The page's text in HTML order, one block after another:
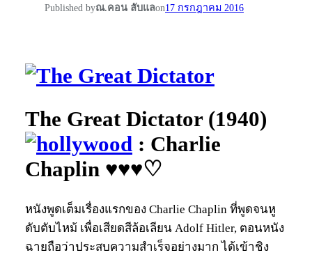
Published byณ.คอน ลับแลon17 กรกฎาคม 2016
The Great Dictator (1940)
: Charlie
Chaplin ♥♥♥♡
หนังพูดเต็มเรื่องแรกของ Charlie Chaplin ที่พูดจนหู
ดับตับไหม้ เพื่อเสียดสีล้อเลียน Adolf Hitler, ตอนหนัง
ฉายถือว่าประสบความสำเร็จอย่างมาก ได้เข้าชิง